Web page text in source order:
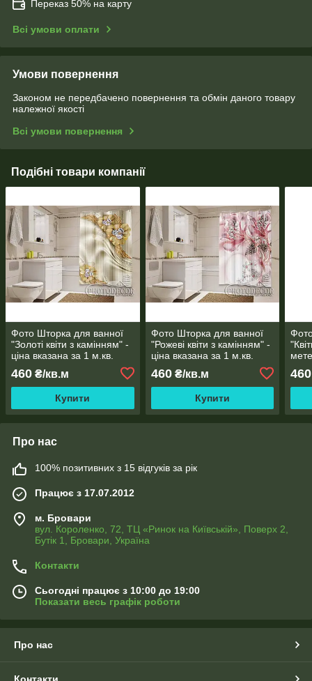
Переказ 50% на карту
Всі умови оплати
Умови повернення
Законом не передбачено повернення та обмін даного товару
належної якості
Всі умови повернення
Подібні товари компанії
Фото Шторка для ванної
"Золоті квіти з камінням" -
ціна вказана за 1 м.кв.
460 ₴/кв.м
Купити
Фото Шторка для ванної
"Рожеві квіти з камінням" -
ціна вказана за 1 м.кв.
460₴/кв.м
Купити
460
Про нас
100% позитивних з 15 відгуків за рік
Працює з 17.07.2012
м. Бровари
вул. Короленко, 72, ТЦ «Ринок на Київській», Поверх 2,
Бутік 1, Бровари, Україна
Контакти
Сьогодні працює з 10:00 до 19:00
Показати весь графік роботи
Про нас
Контакти